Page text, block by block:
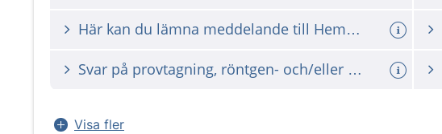
Här kan du lämna meddelande till Hematologmottagningen
Svar på provtagning, röntgen- och/eller annan undersökning.
Visa fler